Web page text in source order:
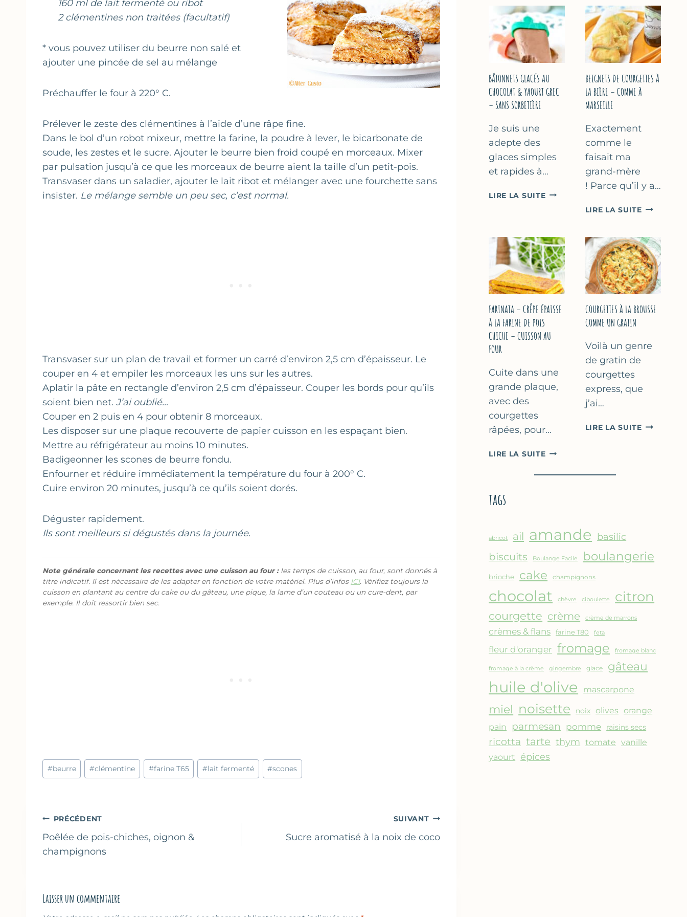
160 ml de lait fermenté ou ribot
2 clémentines non traitées (facultatif)
* vous pouvez utiliser du beurre non salé et
ajouter une pincée de sel au mélange
Préchauffer le four à 220° C.
Prélever le zeste des clémentines à l’aide d’une râpe fine.
Dans le bol d’un robot mixeur, mettre la farine, la poudre à lever, le bicarbonate de
soude, les zestes et le sucre. Ajouter le beurre bien froid coupé en morceaux. Mixer
par pulsation jusqu’à ce que les morceaux de beurre aient la taille d’un petit-pois.
Transvaser dans un saladier, ajouter le lait ribot et mélanger avec une fourchette sans
insister. Le mélange semble un peu sec, c’est normal.
Transvaser sur un plan de travail et former un carré d’environ 2,5 cm d’épaisseur. Le
couper en 4 et empiler les morceaux les uns sur les autres.
Aplatir la pâte en rectangle d’environ 2,5 cm d’épaisseur. Couper les bords pour qu’ils
soient bien net. J’ai oublié…
Couper en 2 puis en 4 pour obtenir 8 morceaux.
Les disposer sur une plaque recouverte de papier cuisson en les espaçant bien.
Mettre au réfrigérateur au moins 10 minutes.
Badigeonner les scones de beurre fondu.
Enfourner et réduire immédiatement la température du four à 200° C.
Cuire environ 20 minutes, jusqu’à ce qu’ils soient dorés.
Déguster rapidement.
Ils sont meilleurs si dégustés dans la journée.
Note générale concernant les recettes avec une cuisson au four :les temps de cuisson, au four, sont donnés à
titre indicatif. Il est nécessaire de les adapter en fonction de votre matériel. Plus d’infos ICI. Vérifiez toujours la
cuisson en plantant au centre du cake ou du gâteau, une pique, la lame d’un couteau ou un cure-dent, par
exemple. Il doit ressortir bien sec.
Étiquettes
de
#beurre #clémentine #farine T65 #lait fermenté #scones
Navigation
de
l’article
PRÉCÉDENT
Poêlée de pois-chiches, oignon &
champignons
SUIVANT
Sucre aromatisé à la noix de coco
Laisser un commentaire
&
FLEUR
D’ORANGER
AU
CITRON
&
BASILIC
BÂTONNETS GLACÉS AU
CHOCOLAT & YAOURT GREC
– SANS SORBETIÈRE
Je suis une
adepte des
glaces simples
et rapides à…
LIRE LA SUITEBÂTONNETS
&
YAOURT
GREC
–
SANS
BEIGNETS DE COURGETTES À
LA BIÈRE – COMME À
MARSEILLE
Exactement
comme le
faisait ma
grand-mère
! Parce qu’il y a…
LIRE LA SUITEBEIGNETS
À
LA
BIÈRE
–
COMME
MARSEILLE
FARINATA – CRÊPE ÉPAISSE
À LA FARINE DE POIS
CHICHE – CUISSON AU
FOUR
Cuite dans une
grande plaque,
avec des
courgettes
râpées, pour…
LIRE LA SUITEFARINATA
CRÊPE
DE
CHICHE
CUISSON
AU
FOUR
COURGETTES À LA BROUSSE
COMME UN GRATIN
Voilà un genre
de gratin de
courgettes
express, que
j’ai…
LIRE LA SUITE
tags
abricot ail amande basilic
biscuits Boulange Facile boulangerie
brioche cake champignons
chocolat chèvre ciboulette citron
courgette crème crème de marrons
crèmes & flans farine T80 feta
fleur d'oranger fromage fromage blanc
fromage à la crème gingembre glace gâteau
huile d'olive mascarpone
miel noisette noix olives orange
pain
parmesan pomme raisins secs
ricotta tarte thym tomate vanille
yaourt épices